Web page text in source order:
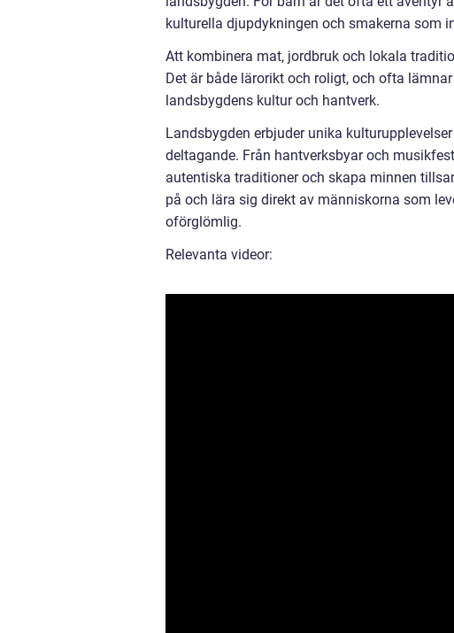
kulturella djupdykningen och smakerna som
Att kombinera mat, jordbruk och lokala
Det är både lärorikt och roligt, och ofta
landsbygdens kultur och hantverk.
Landsbygden erbjuder unika
deltagande. Från hantverksbyar och
autentiska traditioner och skapa minnen
på och lära sig direkt av människorna som
oförglömlig.
Relevanta videor: